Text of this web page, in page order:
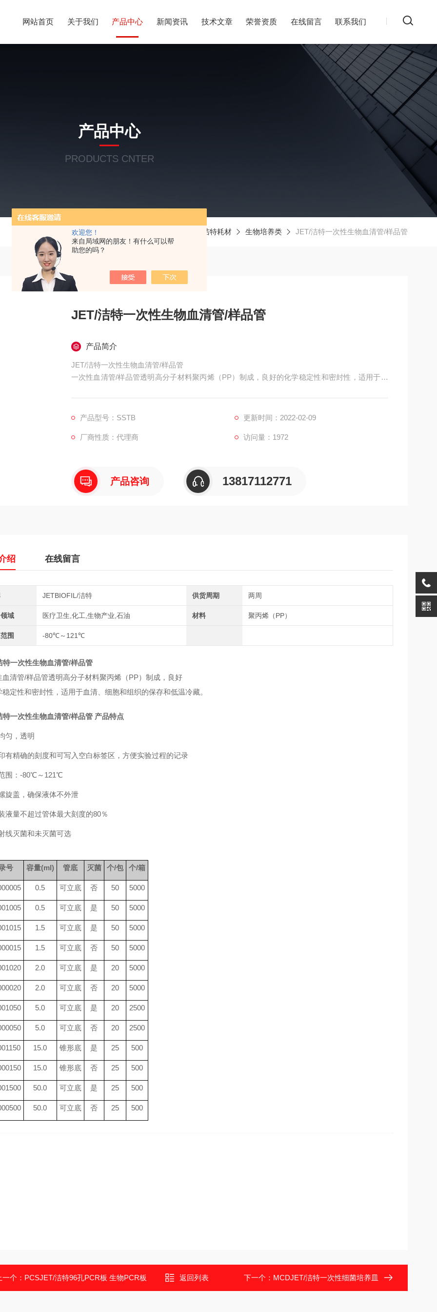
欢迎您！
来自局域网的朋友！有什么可以帮
助您的吗？
网站首页 关于我们 产品中心 新闻资讯 技术文章 荣誉资质 在线留言 联系我们
产品中心
PRODUCTS CNTER
当前位置： 洁特耗材 生物培养类 JET/洁特一次性生物血清管/样品管
JET/洁特一次性生物血清管/样品管
产品简介
JET/洁特一次性生物血清管/样品管
一次性血清管/样品管透明高分子材料聚丙烯（PP）制成，良好的化学稳定性和密封性，适用于血
产品型号：SSTB 更新时间：2022-02-09
厂商性质：代理商 访问量：1972
产品咨询 13817112771
绍 在线留言
JETBIOFIL/洁特 供货周期 两周
域 医疗卫生,化工,生物产业,石油 材料 聚丙烯（PP）
围 -80℃～121℃
特一次性生物血清管/样品管
血清管/样品管透明高分子材料聚丙烯（PP）制成， 良好
稳定性和密封性，适用于血清、细胞和组织的保存和低温冷藏。
特一次性生物血清管/样品管产品特点
匀，透明
有精确的刻度和可写入空白标签区，方便实验过程的记录
围：-80℃～121℃
旋盖，确保液体不外泄
液量不超过管体最大刻度的80％
线灭菌和未灭菌可选
号 容量(ml) 管底 灭菌 个/包 个/箱
0.5 可立底 否 50 5000
0.5 可立底 是 50 5000
1.5 可立底 是 50 5000
1.5 可立底 否 50 5000
2.0 可立底 是 20 5000
2.0 可立底 否 20 5000
5.0 可立底 是 20 2500
5.0 可立底 否 20 2500
15.0 锥形底 是 25 500
15.0 锥形底 否 25 500
50.0 可立底 是 25 500
50.0 可立底 否 25 500
一个： PCSJET/洁特96孔PCR板 生物PCR板 返回列表 下一个： MCDJET/洁特一次性细菌培养皿